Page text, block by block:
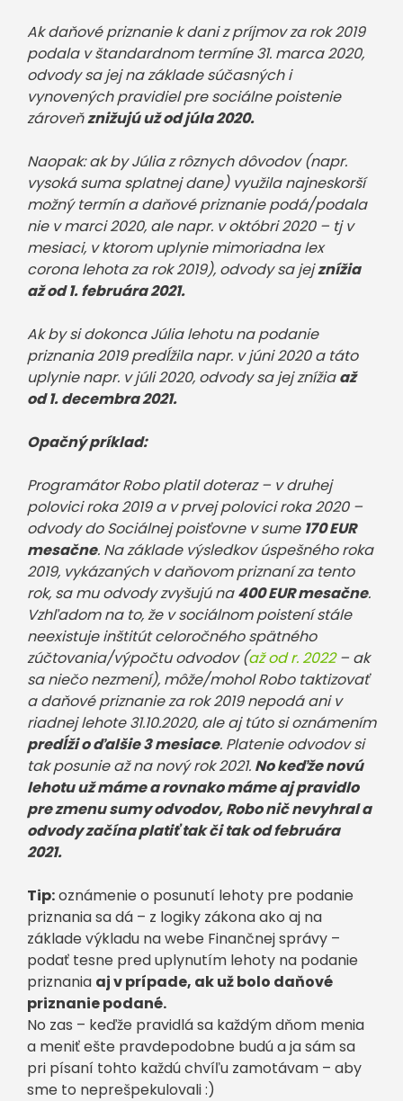
Ak daňové priznanie k dani z príjmov za rok 2019
podala v štandardnom termíne 31. marca 2020,
odvody sa jej na základe súčasných i
vynovených pravidiel pre sociálne poistenie
zároveňznižujú už od júla 2020.
Naopak: ak by Júlia z rôznych dôvodov (napr.
vysoká suma splatnej dane) využila najneskorší
možný termín a daňové priznanie podá/podala
nie v marci 2020, ale napr. v októbri 2020 – tj v
mesiaci, v ktorom uplynie mimoriadna lex
corona lehota za rok 2019), odvody sa jejznížia
až od 1. februára 2021.
Ak by si dokonca Júlia lehotu na podanie
priznania 2019 predĺžila napr. v júni 2020 a táto
uplynie napr. v júli 2020, odvody sa jej znížiaaž
od 1. decembra 2021.
Opačný príklad:
Programátor Robo platil doteraz – v druhej
polovici roka 2019 a v prvej polovici roka 2020 –
odvody do Sociálnej poisťovne v sume 170 EUR
mesačne. Na základe výsledkov úspešného roka
2019, vykázaných v daňovom priznaní za tento
rok, sa mu odvody zvyšujú na400 EUR mesačne.
Vzhľadom na to, že v sociálnom poistení stále
neexistuje inštitút celoročného spätného
zúčtovania/výpočtu odvodov (až od r. 2022– ak
sa niečo nezmení), môže/mohol Robo taktizovať
a daňové priznanie za rok 2019 nepodá ani v
riadnej lehote 31.10.2020, ale aj túto si oznámením
predĺži o ďalšie 3 mesiace. Platenie odvodov si
tak posunie až na nový rok 2021. No keďže novú
lehotu už máme a rovnako máme aj pravidlo
pre zmenu sumy odvodov, Robo nič nevyhral a
odvody začína platiť tak či tak od februára
2021.
Tip:oznámenie o posunutí lehoty pre podanie
priznania sa dá – z logiky zákona ako aj na
základe výkladu na webe Finančnej správy –
podať tesne pred uplynutím lehoty na podanie
priznania aj v prípade, ak už bolo daňové
priznanie podané.
No zas – keďže pravidlá sa každým dňom menia
a meniť ešte pravdepodobne budú a ja sám sa
pri písaní tohto každú chvíľu zamotávam – aby
sme to neprešpekulovali :)